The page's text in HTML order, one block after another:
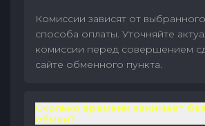
Комиссии зависят от
способа оплаты. Уточняйте
комиссии перед совершением
сайте обменного пункта.
Сколько времени занимает
обмен?